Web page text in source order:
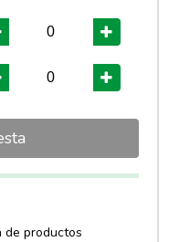
de productos